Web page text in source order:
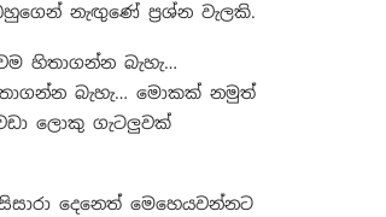
නැඟුණේ ප්‍රශ්න වැලකි.
හිතාගන්න බැහැ…
බැහැ… මොකක් නමුත්
ලොකු ගැටලුවක්
දෙනෙත් මෙහෙයවන්නට